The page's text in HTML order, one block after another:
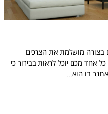
בצורה מושלמת את הצרכים
אחד מכם יוכל לראות בבירור כי
בו הוא...